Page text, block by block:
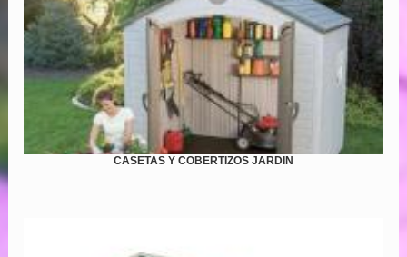
CASETAS Y COBERTIZOS JARDIN